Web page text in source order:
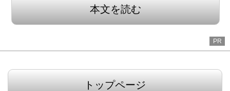
本文を読む
PR
トップページ